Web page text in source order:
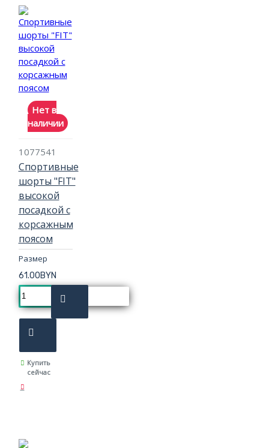
Нет в
наличии
1077541
Спортивные
шорты "FIT"
высокой
посадкой с
корсажным
поясом
Размер
61.00BYN
Купить
сейчас